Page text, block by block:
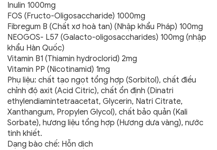
Inulin 1000mg
FOS (Fructo-Oligosaccharide) 1000mg
Fibregum B (Chất xơ hoà tan) (Nhập khẩu Pháp) 100mg
NEOGOS- L57 (Galacto-oligosaccharides) 100mg (nhập
khẩu Hàn Quốc)
Vitamin B1 (Thiamin hydroclorid) 2mg
Vitamin PP (Nicotinamid) 1mg
Phụ liệu: chất tạo ngọt tổng hợp (Sorbitol), chất điều
chỉnh độ axit (Acid Citric), chất ổn định (Dinatri
ethylendiamintetraacetat, Glycerin, Natri Citrate,
Xanthangum, Propylen Glycol), chất bảo quản (Kali
Sorbate), hương liệu tổng hợp (Hương dưa vàng), nước
tinh khiết.
Dạng bào chế: Hỗn dịch